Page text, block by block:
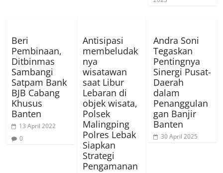
Beri
Pembinaan,
Ditbinmas
Sambangi
Satpam Bank
BJB Cabang
Khusus
Banten
13 April 2022
0
Antisipasi
membeludak
nya
wisatawan
saat Libur
Lebaran di
objek wisata,
Polsek
Malingping
Polres Lebak
Siapkan
Strategi
Pengamanan
Andra Soni
Tegaskan
Pentingnya
Sinergi Pusat-
Daerah
dalam
Penanggulan
gan Banjir
Banten
30 April 2025